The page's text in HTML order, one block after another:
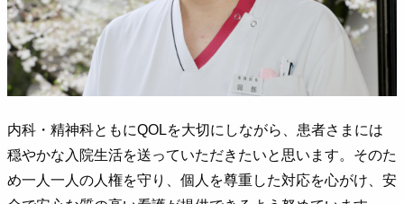
内科・精神科ともにQOLを大切にしながら、患者さまには
穏やかな入院生活を送っていただきたいと思います。そのた
め一人一人の人権を守り、個人を尊重した対応を心がけ、安